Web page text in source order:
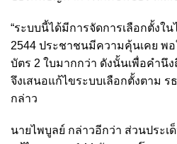
“ระบบนี้ได้มีการจัดการเลือกตั้งใ
2544 ประชาชนมีความคุ้นเคย พ
บัตร 2 ใบมากกว่า ดังนั้นเพื่อคำนึ
จึงเสนอแก้ไขระบบเลือกตั้งตาม ร
กล่าว
นายไพบูลย์ กล่าวอีกว่า ส่วนประเ